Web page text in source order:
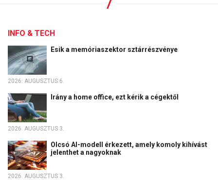
INFO & TECH
Esik a memóriaszektor sztárrészvénye
2026. AUGUSZTUS 6.
Irány a home office, ezt kérik a cégektől
2026. AUGUSZTUS 3.
Olcsó AI-modell érkezett, amely komoly kihívást
jelenthet a nagyoknak
2026. AUGUSZTUS 3.